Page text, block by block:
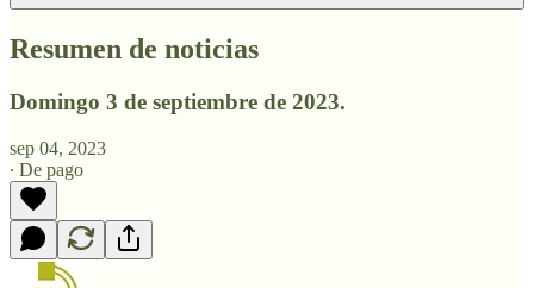
Resumen de noticias
Domingo 3 de septiembre de 2023.
sep 04, 2023
∙ De pago